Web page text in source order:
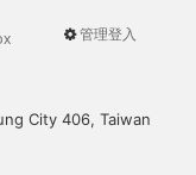
User
管理登入
City 406, Taiwan